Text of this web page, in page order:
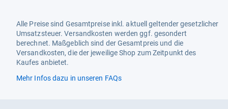
Alle Preise sind Gesamtpreise inkl. aktuell geltender gesetzlicher
Umsatzsteuer. Versandkosten werden ggf. gesondert
berechnet. Maßgeblich sind der Gesamtpreis und die
Versandkosten, die der jeweilige Shop zum Zeitpunkt des
Kaufes anbietet.
Mehr Infos dazu in unseren FAQs